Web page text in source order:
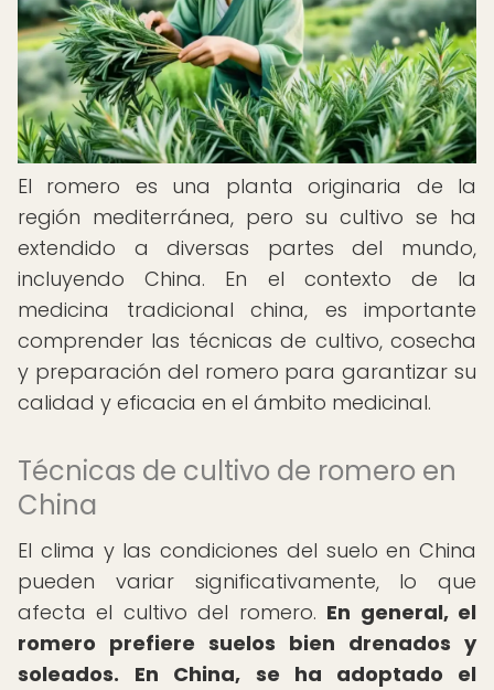
El romero es una planta originaria de la
región mediterránea, pero su cultivo se ha
extendido a diversas partes del mundo,
incluyendo China. En el contexto de la
medicina tradicional china, es importante
comprender las técnicas de cultivo, cosecha
y preparación del romero para garantizar su
calidad y eficacia en el ámbito medicinal.
Técnicas de cultivo de romero en
China
El clima y las condiciones del suelo en China
pueden variar significativamente, lo que
afecta el cultivo del romero. En general, el
romero prefiere suelos bien drenados y
soleados.
En China, se ha adoptado el